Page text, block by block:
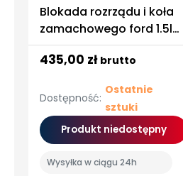
Blokada rozrządu i koła
zamachowego ford 1.5l
ecoboost
435,00 zł brutto
Dostępność:
Ostatnie
sztuki
Produkt niedostępny
Wysyłka w ciągu 24h